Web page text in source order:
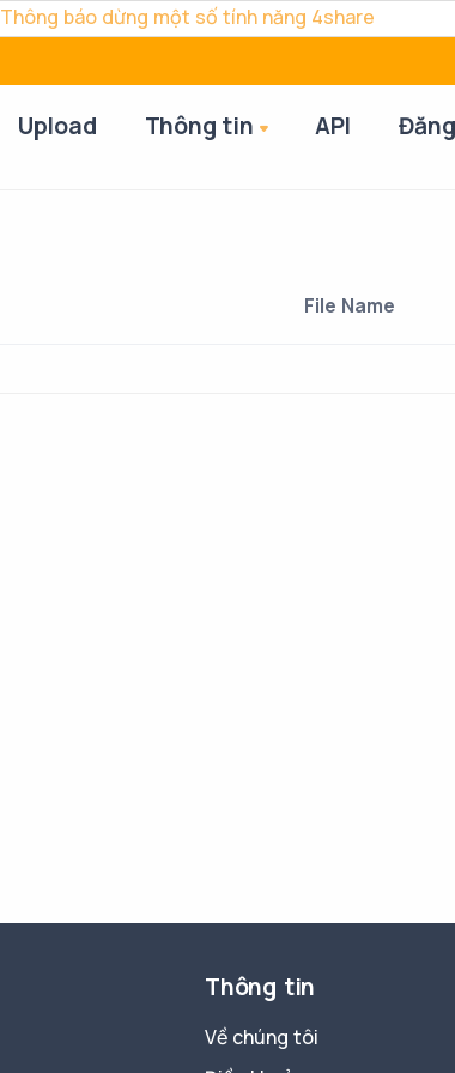
Thông báo dừng một số tính năng 4share
Upload Thông tin API
File Name
Thông tin
Về chúng tôi